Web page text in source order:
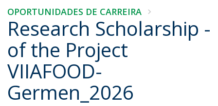
OPORTUNIDADES DE CARREIRA
Research Scholarship -
of the Project
VIIAFOOD-
Germen_2026